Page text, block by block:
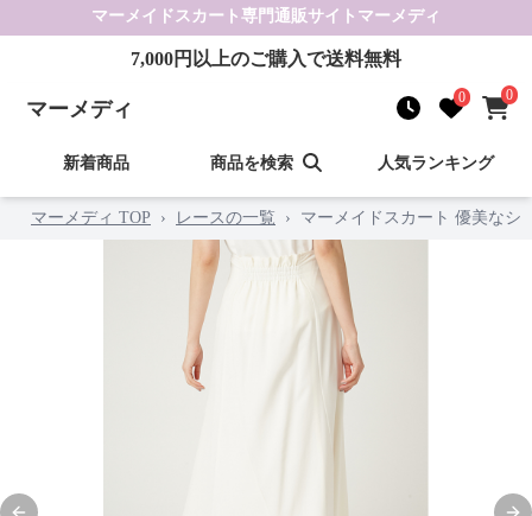
マーメイドスカート 専門通販サイト マーメディ
7,000円以上のご購入で送料無料
マーメディ 0 0
新着商品 商品を検索 人気ランキング
マーメディ TOP › レースの一覧 › マーメイドスカート 優美なシ